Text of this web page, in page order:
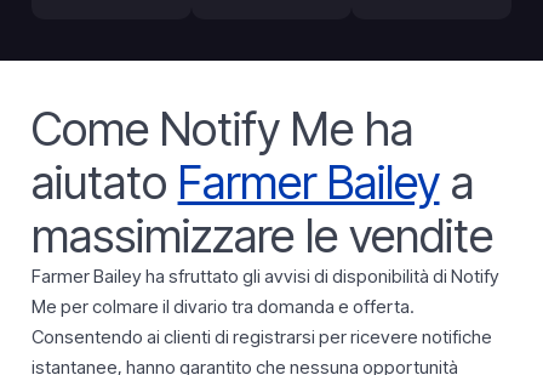
Come Notify Me ha
aiutato Farmer Baileya
massimizzare le vendite
Farmer Bailey ha sfruttato gli avvisi di disponibilità di Notify
Me per colmare il divario tra domanda e offerta.
Consentendo ai clienti di registrarsi per ricevere notifiche
istantanee, hanno garantito che nessuna opportunità